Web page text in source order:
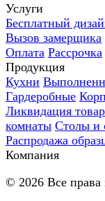
Услуги
Бесплатный
Вызов замерщика
Оплата Рассрочка
Продукция
Кухни
Гардеробные
Ликвидация
комнаты Столы и
Распродажа
Компания
© 2026 Все